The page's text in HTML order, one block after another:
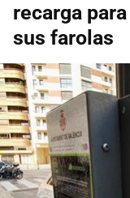
recarga
sus farolas